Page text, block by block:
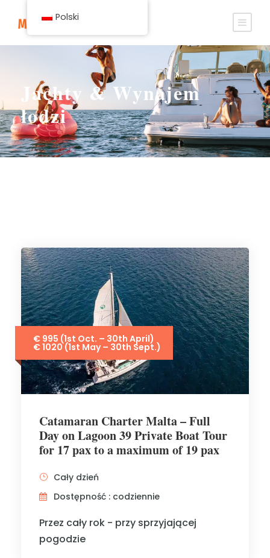
Jachty & Wynajem
łodzi
€ 995 (1st Oct. – 30th April)
€ 1020 (1st May – 30th Sept.)
Catamaran Charter Malta – Full
Day on Lagoon 39 Private Boat Tour
for 17 pax to a maximum of 19 pax
Cały dzień
Dostępność : codziennie
Przez cały rok - przy sprzyjającej
pogodzie
Polski